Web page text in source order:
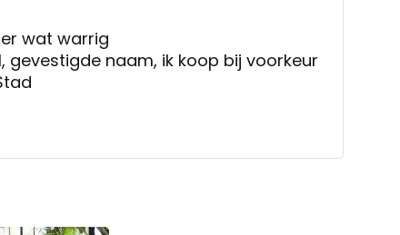
wat warrig
gevestigde naam, ik koop bij voorkeur